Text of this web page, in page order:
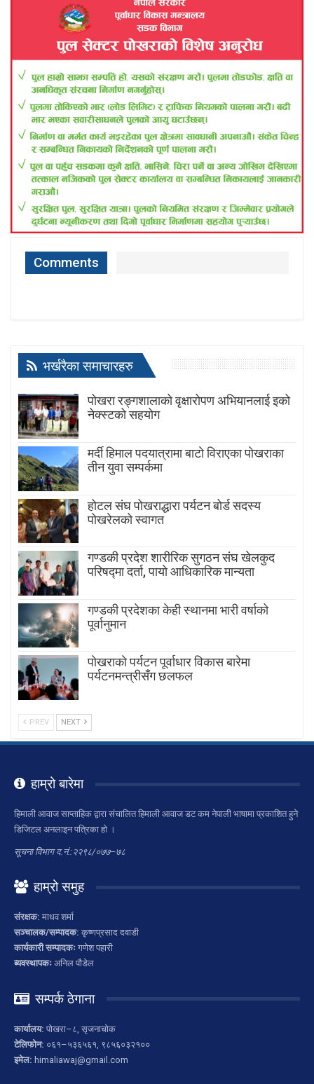
Comments
भर्खरैका समाचारहरु
पोखरा रङ्गशालाको वृक्षारोपण अभियानलाई इको
नेक्स्टको सहयोग
मर्दी हिमाल पदयात्रामा बाटाे विराएका पाेखराका
तीन युवा सम्पर्कमा
होटल संघ पोखराद्धारा पर्यटन बोर्ड सदस्य
पोखरेलको स्वागत
गण्डकी प्रदेश शारीरिक सुगठन संघ खेलकुद
परिषद्मा दर्ता, पायाे आधिकारिक मान्यता
गण्डकी प्रदेशका केही स्थानमा भारी वर्षाको
पूर्वानुमान
पाेखराकाे पर्यटन पूर्वाधार विकास बारेमा
पर्यटनमन्त्रीसँग छलफल
PREV NEXT
हाम्रो बारेमा
हिमाली आवाज साप्ताहिक द्वारा संचालित हिमाली आवाज डट कम नेपाली भाषामा प्रकाशित हुने
डिजिटल अनलाइन पत्रिका हो ।
सूचना विभाग द.नं.:२२९८/०७७–७८
हाम्रो समुह
संरक्षक: माधव शर्मा
सञ्चालक/सम्पादक: कृष्णप्रसाद दवाडी
कार्यकारी सम्पादकः गणेश पहारी
ब्यवस्थापकः अनिल पौडेल
सम्पर्क ठेगाना
कार्यालय: पोखरा–८, सृजनाचोक
टेलिफोन: ०६१–५३६५६१, ९८५६०३२१००
इमेल: himaliawaj@gmail.com